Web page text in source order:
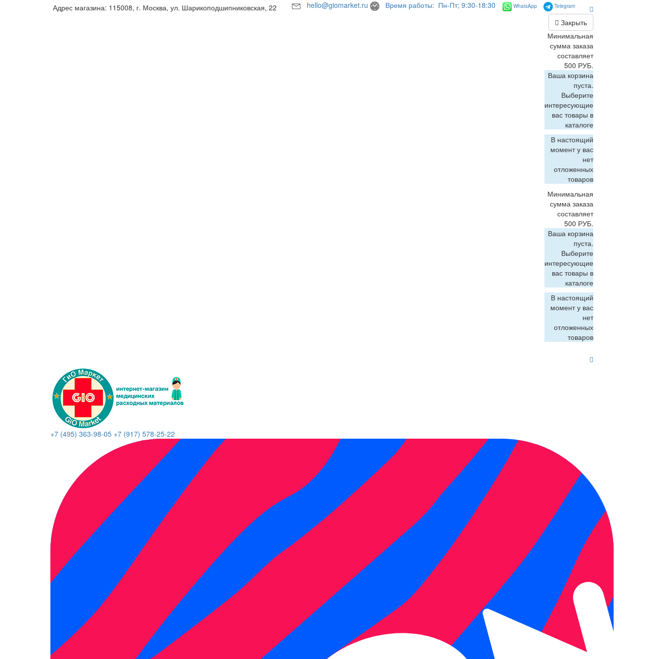
Адрес магазина: 115008, г. Москва, ул. Шарикоподшипниковская, 22 hello@giomarket.ru Время работы: Пн-Пт; 9:30-18:30 WhatsApp Telegram
Закрыть
Минимальная
сумма заказа
составляет
500 РУБ.
Ваша корзина
пуста.
Выберите
интересующие
вас товары в
каталоге
В настоящий
момент у вас
нет
отложенных
товаров
Минимальная
сумма заказа
составляет
500 РУБ.
Ваша корзина
пуста.
Выберите
интересующие
вас товары в
каталоге
В настоящий
момент у вас
нет
отложенных
товаров
+7 (495) 363-98-05 +7 (917) 578-25-22